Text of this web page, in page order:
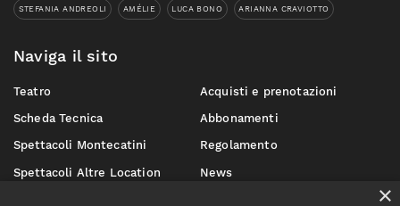
STEFANIA ANDREOLI AMÉLIE LUCA BONO ARIANNA CRAVIOTTO
Naviga il sito
Teatro
Scheda Tecnica
Spettacoli Montecatini
Spettacoli Altre Location
Acquisti e prenotazioni
Abbonamenti
Regolamento
News
×